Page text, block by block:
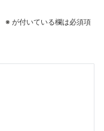
※ が付いている欄は必須項